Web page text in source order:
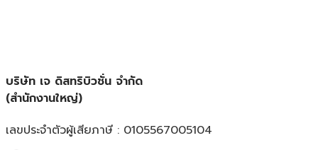
บริษัท เจ ดิสทริบิวชั่น จำกัด
(สำนักงานใหญ่)
เลขประจำตัวผู้เสียภาษี : 0105567005104